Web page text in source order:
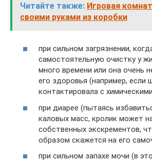
Читайте также: Игровая
своими руками из коробки
при сильном загрязнении,
самостоятельную очистку у
много времени или она очень
его здоровья (например, если
контактировала с
при диарее (пытаясь
каловых масс, кролик может
собственных экскрементов,
образом скажется на его
при сильном запахе мочи (в